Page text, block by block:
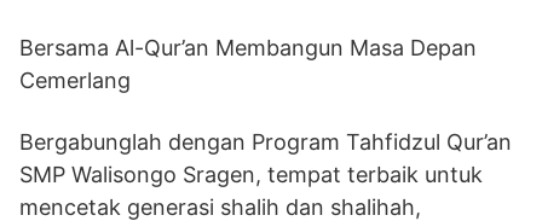
Bersama Al-Qur’an Membangun Masa Depan
Cemerlang
Bergabunglah dengan Program Tahfidzul Qur’an
SMP Walisongo Sragen, tempat terbaik untuk
mencetak generasi shalih dan shalihah,